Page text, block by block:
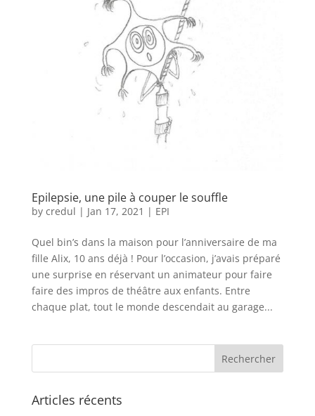
Epilepsie, une pile à couper le souffle
by credul | Jan 17, 2021 | EPI
Quel bin’s dans la maison pour l’anniversaire de ma
fille Alix, 10 ans déjà ! Pour l’occasion, j’avais préparé
une surprise en réservant un animateur pour faire
faire des impros de théâtre aux enfants. Entre
chaque plat, tout le monde descendait au garage...
Articles récents